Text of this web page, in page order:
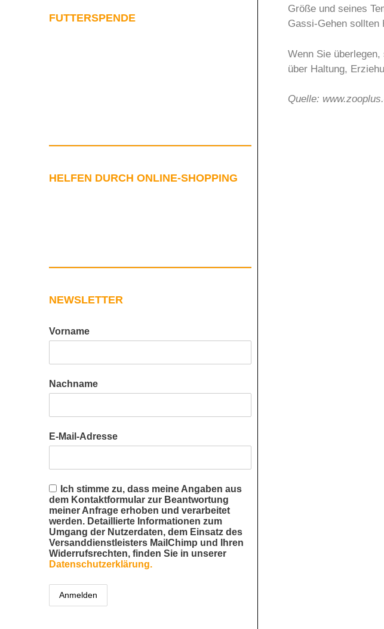
Größe und seines
Gassi-Gehen sollten
Wenn Sie
über Haltung,
Quelle:
FUTTERSPENDE
HELFEN DURCH ONLINE-SHOPPING
NEWSLETTER
Vorname
Nachname
E-Mail-Adresse
Ich stimme zu, dass meine Angaben aus
dem Kontaktformular zur Beantwortung
meiner Anfrage erhoben und verarbeitet
werden. Detaillierte Informationen zum
Umgang der Nutzerdaten, dem Einsatz des
Versanddienstleisters MailChimp und Ihren
Widerrufsrechten, finden Sie in unserer
Datenschutzerklärung.